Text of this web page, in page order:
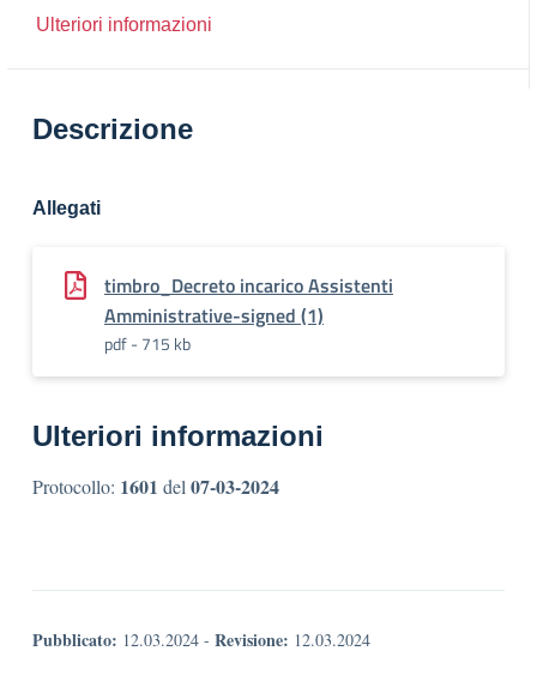
Ulteriori informazioni
Descrizione
Allegati
timbro_Decreto incarico Assistenti
Amministrative-signed (1)
pdf - 715 kb
Ulteriori informazioni
Protocollo: 1601 del 07-03-2024
Pubblicato: 12.03.2024 - Revisione: 12.03.2024